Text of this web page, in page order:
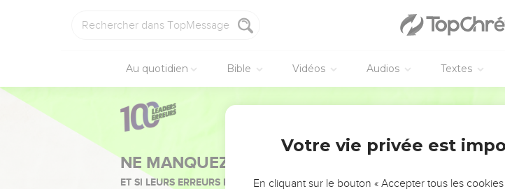
Au quotidien Bible Vidéos Audios Textes
NE MANQUEZ PAS L’ÉVÉNEMENT DE L’ANNÉE !
ET SI LEURS ERREURS POUVAIENT VOUS ÉVITER LES VOTRES ?
Votre vie privée est
En cliquant sur le bouton « Accepter tous les